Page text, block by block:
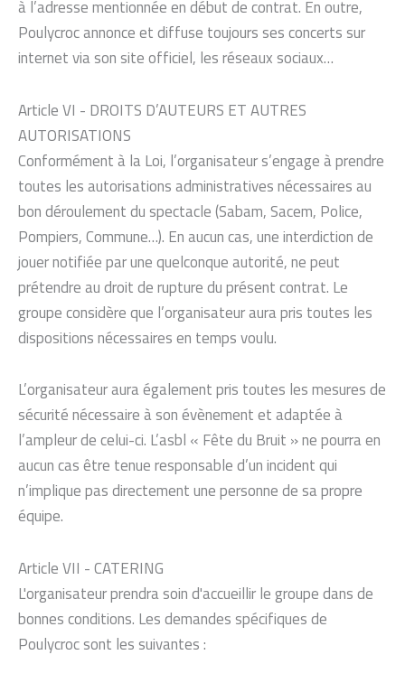
à l’adresse mentionnée en début de contrat. En outre,
Poulycroc annonce et diffuse toujours ses concerts sur
internet via son site officiel, les réseaux sociaux…
Article VI - DROITS D’AUTEURS ET AUTRES
AUTORISATIONS
Conformément à la Loi, l’organisateur s’engage à prendre
toutes les autorisations administratives nécessaires au
bon déroulement du spectacle (Sabam, Sacem, Police,
Pompiers, Commune…). En aucun cas, une interdiction de
jouer notifiée par une quelconque autorité, ne peut
prétendre au droit de rupture du présent contrat. Le
groupe considère que l’organisateur aura pris toutes les
dispositions nécessaires en temps voulu.
L’organisateur aura également pris toutes les mesures de
sécurité nécessaire à son évènement et adaptée à
l’ampleur de celui-ci. L’asbl « Fête du Bruit » ne pourra en
aucun cas être tenue responsable d’un incident qui
n’implique pas directement une personne de sa propre
équipe.
Article VII - CATERING
L'organisateur prendra soin d'accueillir le groupe dans de
bonnes conditions. Les demandes spécifiques de
Poulycroc sont les suivantes :